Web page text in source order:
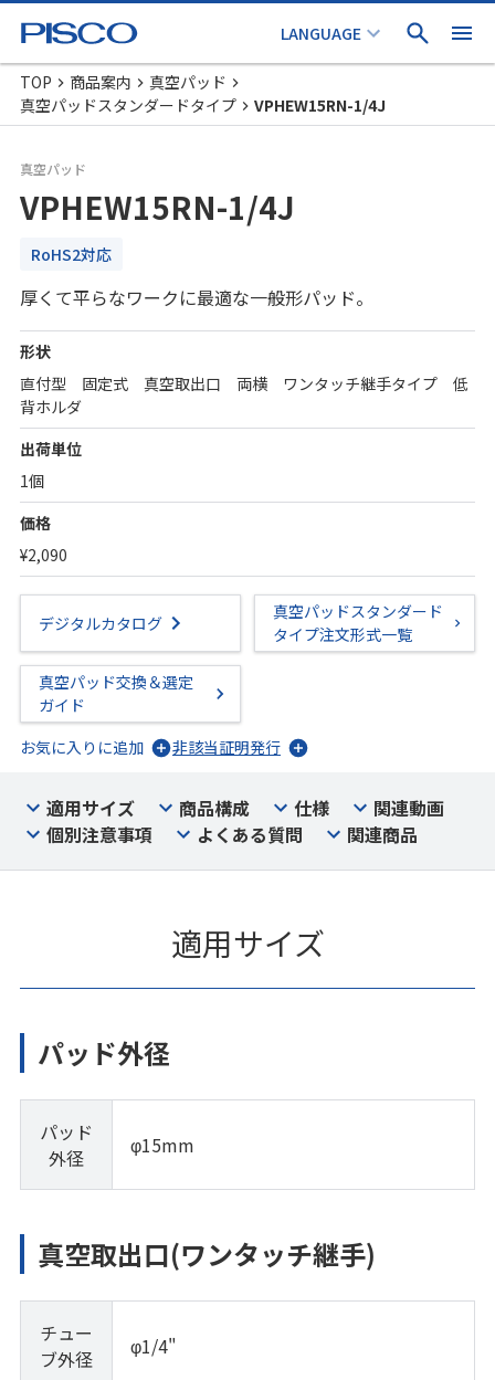
TOP 商品案内
真空パッド
真空パッドスタンダードタイプ
VPHEW15RN-1/4J
真空パッド
VPHEW15RN-1/4J
RoHS2対応
厚くて平らなワークに最適な一般形パッド。
形状
直付型 固定式 真空取出口 両横 ワンタッチ継手タイプ 低
背ホルダ
出荷単位
1個
価格
¥2,090
デジタルカタログ
真空パッドスタンダード
タイプ注文形式一覧
真空パッド交換＆選定
ガイド
お気に入りに追加
非該当証明発行
適用サイズ 商品構成 仕様
関連動画
個別注意事項
よくある質問 関連商品
適用サイズ
パッド外径
パッド
外径
φ15mm
真空取出口(ワンタッチ継手)
チュー
ブ外径
φ1/4"